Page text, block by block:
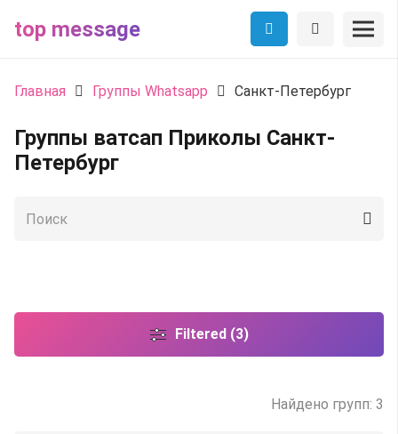
top message
Главная Группы Whatsapp Санкт-Петербург
Группы ватсап Приколы Санкт-
Петербург
Filtered (3)
Найдено групп: 3